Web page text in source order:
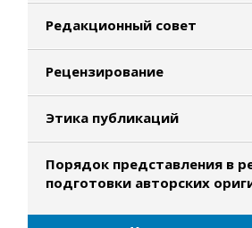
Редакционный совет
Рецензирование
Этика публикаций
Порядок представления в
подготовки авторских